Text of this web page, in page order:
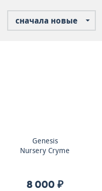
сначала новые
Genesis
Nursery Cryme
8 000 ₽